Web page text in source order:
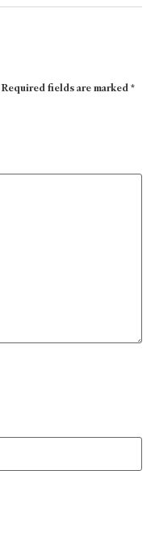
Required fields are marked*